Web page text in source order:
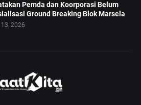
Pemda dan Koorporasi Belum
Ground Breaking Blok Marsela
2026